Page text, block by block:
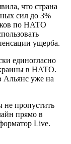
что страна
сил до 3%
по НАТО
ущерба.
единогласно
в НАТО.
Альянс уже на
не пропустить
прямо в
Live.